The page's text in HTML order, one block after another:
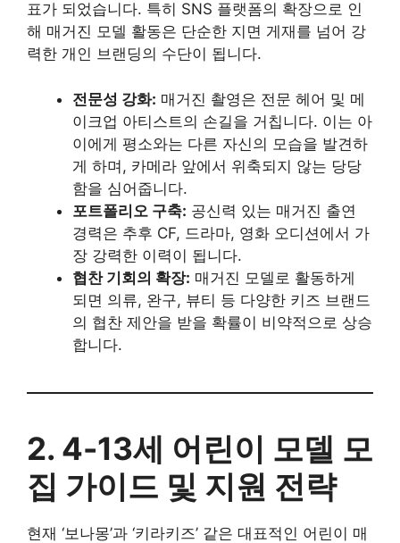
표가 되었습니다. 특히 SNS 플랫폼의 확장으로 인
해 매거진 모델 활동은 단순한 지면 게재를 넘어 강
력한 개인 브랜딩의 수단이 됩니다.
전문성 강화: 매거진 촬영은 전문 헤어 및 메
이크업 아티스트의 손길을 거칩니다. 이는 아
이에게 평소와는 다른 자신의 모습을 발견하
게 하며, 카메라 앞에서 위축되지 않는 당당
함을 심어줍니다.
포트폴리오 구축: 공신력 있는 매거진 출연
경력은 추후 CF, 드라마, 영화 오디션에서 가
장 강력한 이력이 됩니다.
협찬 기회의 확장: 매거진 모델로 활동하게
되면 의류, 완구, 뷰티 등 다양한 키즈 브랜드
의 협찬 제안을 받을 확률이 비약적으로 상승
합니다.
2. 4-13세 어린이 모델 모
집 가이드 및 지원 전략
현재 ‘보나몽’과 ‘키라키즈’ 같은 대표적인 어린이 매